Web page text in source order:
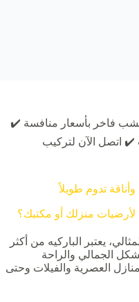
فاخر بأسعار منافسة ✔️
اتصل الآن لتركيب
تدوم طويلاً
لأرضيات منزلك أو مكتبك؟
يعتبر الباركيه من أكثر
الجمالي والراحة
العصرية والفيلات وحتى